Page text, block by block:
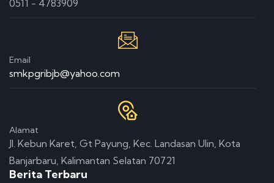
0511 - 4783909
Email
smkpgribjb@yahoo.com
Alamat
Jl. Kebun Karet, Gt Payung, Kec. Landasan Ulin, Kota
Banjarbaru, Kalimantan Selatan 70721
Berita Terbaru